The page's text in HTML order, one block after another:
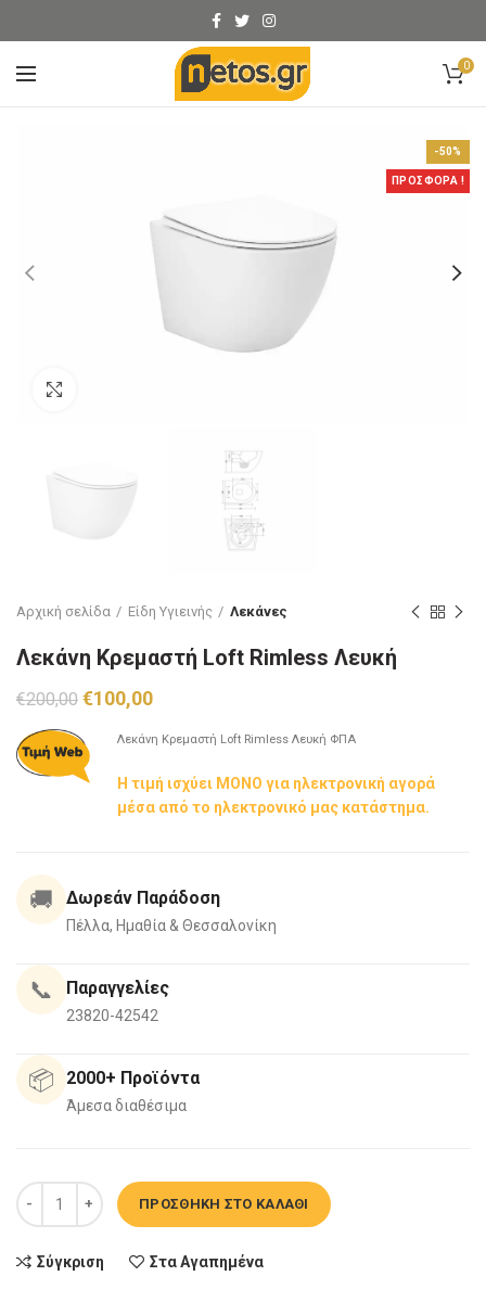
0
-50%
ΠΡΟΣΦΟΡΑ !
Αρχική σελίδα Είδη Υγιεινής Λεκάνες
Λεκάνη Κρεμαστή Loft Rimless Λευκή
€200,00 Original
was:
€200,00.
€100,00Η
τιμή
€100,00.
Λεκάνη Κρεμαστή Loft Rimless Λευκή ΦΠΑ
Η τιμή ισχύει ΜΟΝΟ για ηλεκτρονική αγορά
μέσα από το ηλεκτρονικό μας κατάστημα.
🚚 Δωρεάν Παράδοση
Πέλλα, Ημαθία & Θεσσαλονίκη
📞 Παραγγελίες
23820-42542
📦 2000+ Προϊόντα
Άμεσα διαθέσιμα
Λεκάνη Κρεμαστή Loft Rimless Λευκή ποσότητα
ΠΡΟΣΘΉΚΗ ΣΤΟ ΚΑΛΆΘΙ
Σύγκριση Στα Αγαπημένα